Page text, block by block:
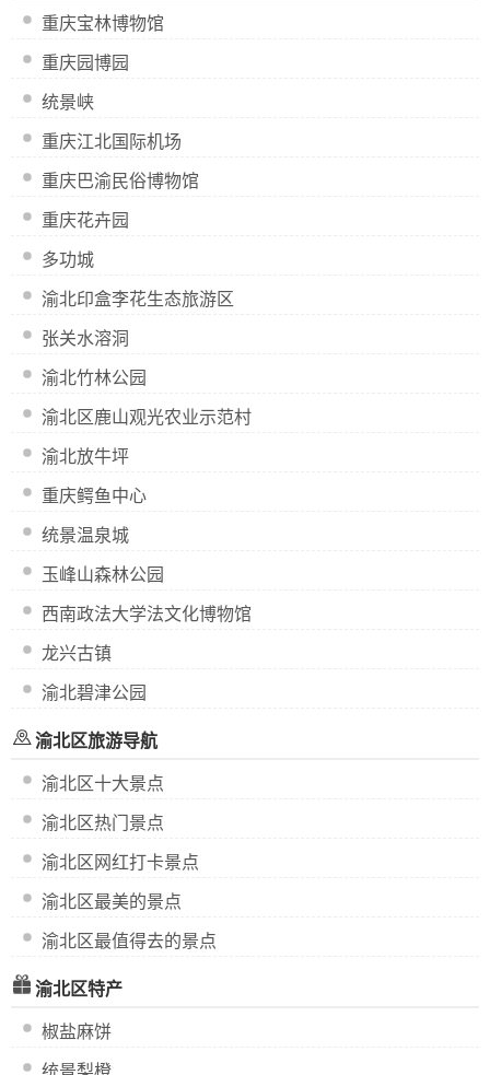
重庆宝林博物馆
重庆园博园
统景峡
重庆江北国际机场
重庆巴渝民俗博物馆
重庆花卉园
多功城
渝北印盒李花生态旅游区
张关水溶洞
渝北竹林公园
渝北区鹿山观光农业示范村
渝北放牛坪
重庆鳄鱼中心
统景温泉城
玉峰山森林公园
西南政法大学法文化博物馆
龙兴古镇
渝北碧津公园
渝北区旅游导航
渝北区十大景点
渝北区热门景点
渝北区网红打卡景点
渝北区最美的景点
渝北区最值得去的景点
渝北区特产
椒盐麻饼